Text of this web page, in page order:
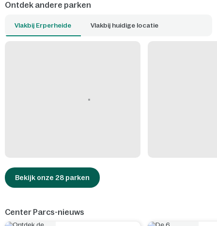
Ontdek andere parken
Vlakbij Erperheide Vlakbij huidige locatie
Bekijk onze 28 parken
Center Parcs-nieuws